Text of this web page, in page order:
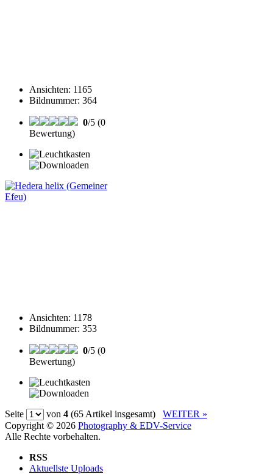
Ansichten: 1165
Bildnummer: 364
0/5 (0
Bewertung)
Ansichten: 1178
Bildnummer: 353
0/5 (0
Bewertung)
Seite von 4 (65 Artikel insgesamt)
WEITER »
Copyright © 2026 Photography & EDV-Service
Alle Rechte vorbehalten.
RSS
Aktuellste Uploads